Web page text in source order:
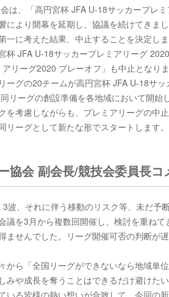
は、「高円宮杯 JFA U-18サッカープレ
により開幕を延期し、協議を続けてきま
一に考えた結果、中止することを決定し
杯 JFA U-18サッカープレミアリーグ
リーグ2020 プレーオフ」も中止となりま
ーグの20チームが高円宮杯 JFA U-18サ
リーグの創設準備を各地域において開
を考慮しながらも、プレミアリーグの中
ーグとして新たな形でスタートします。
協会 副会長/競技会委員長コ
波、それに伴う移動のリスク等、未だ
議を3月から複数回開催し、検討を重ね
ませんでした。リーグ開催可否の判断が
から「全国リーグができないなら地域単
みや成長を奪うことはできるだけ避けた
いる皆様の熱い想いが合致して、今回の